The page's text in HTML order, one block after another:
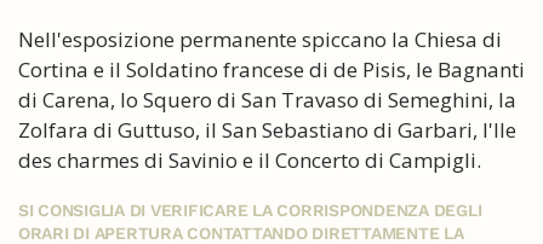
Nell'esposizione permanente spiccano la Chiesa di
Cortina e il Soldatino francese di de Pisis, le Bagnanti
di Carena, lo Squero di San Travaso di Semeghini, la
Zolfara di Guttuso, il San Sebastiano di Garbari, l'Ile
des charmes di Savinio e il Concerto di Campigli.
SI CONSIGLIA DI VERIFICARE LA CORRISPONDENZA DEGLI
ORARI DI APERTURA CONTATTANDO DIRETTAMENTE LA